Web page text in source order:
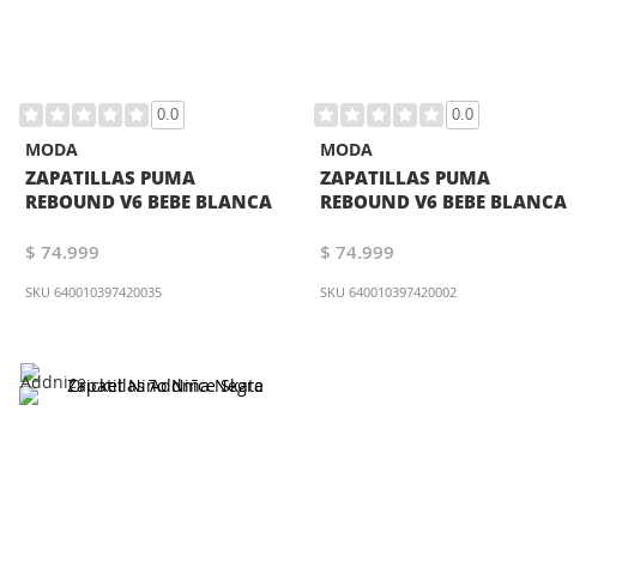
0.0
MODA
ZAPATILLAS PUMA
REBOUND V6 BEBE BLANCA
$ 74.999
SKU 640010397420035
0.0
MODA
ZAPATILLAS PUMA
REBOUND V6 BEBE BLANCA
$ 74.999
SKU 640010397420002